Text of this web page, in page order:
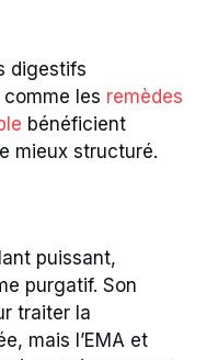
digestifs
les remèdes
bénéficient
mieux structuré.
puissant,
purgatif. Son
traiter la
mais l’EMA et